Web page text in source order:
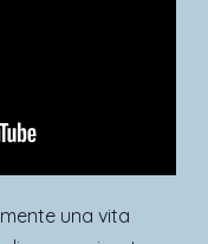
una vita